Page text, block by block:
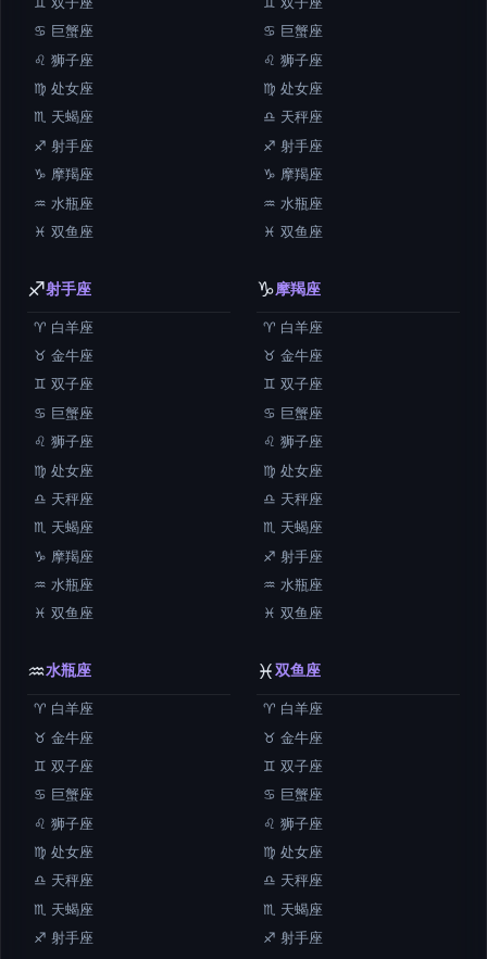
♋ 巨蟹座
♌ 狮子座
♍ 处女座
♏ 天蝎座
♐ 射手座
♑ 摩羯座
♒ 水瓶座
♓ 双鱼座
♋ 巨蟹座
♌ 狮子座
♍ 处女座
♎ 天秤座
♐ 射手座
♑ 摩羯座
♒ 水瓶座
♓ 双鱼座
♐射手座
♈ 白羊座
♉ 金牛座
♊ 双子座
♋ 巨蟹座
♌ 狮子座
♍ 处女座
♎ 天秤座
♏ 天蝎座
♑ 摩羯座
♒ 水瓶座
♓ 双鱼座
♑摩羯座
♈ 白羊座
♉ 金牛座
♊ 双子座
♋ 巨蟹座
♌ 狮子座
♍ 处女座
♎ 天秤座
♏ 天蝎座
♐ 射手座
♒ 水瓶座
♓ 双鱼座
♒水瓶座
♈ 白羊座
♉ 金牛座
♊ 双子座
♋ 巨蟹座
♌ 狮子座
♍ 处女座
♎ 天秤座
♏ 天蝎座
♐ 射手座
♓双鱼座
♈ 白羊座
♉ 金牛座
♊ 双子座
♋ 巨蟹座
♌ 狮子座
♍ 处女座
♎ 天秤座
♏ 天蝎座
♐ 射手座